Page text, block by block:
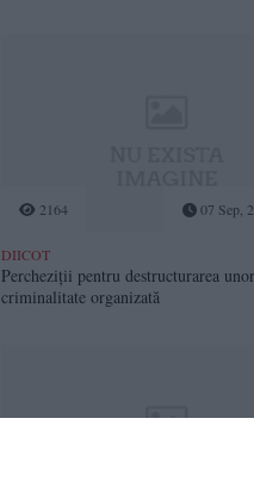
2164 07 Sep,
DIICOT
Percheziții pentru destructurarea
criminalitate organizată